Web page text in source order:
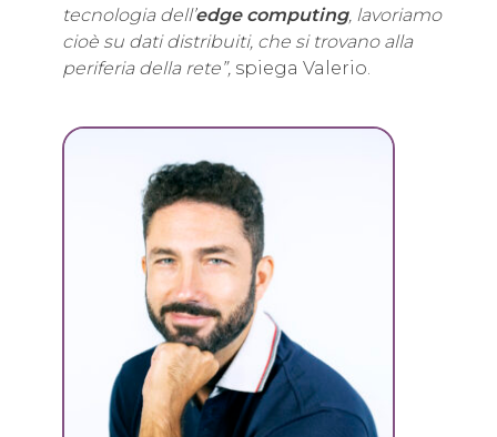
tecnologia dell’edge computing, lavoriamo
cioè su dati distribuiti, che si trovano alla
periferia della rete”, spiega Valerio.